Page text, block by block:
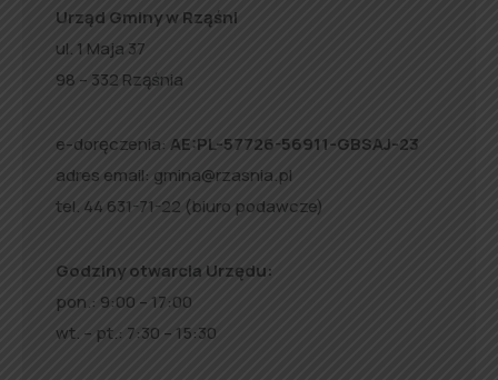
Urząd Gminy w Rząśni
ul. 1 Maja 37
98 – 332 Rząśnia
e-doręczenia: AE:PL-57726-56911-GBSAJ-23
adres email: gmina@rzasnia.pl
tel. 44 631-71-22 (biuro podawcze)
Godziny otwarcia Urzędu:
pon.: 9:00 – 17:00
wt. – pt.: 7:30 – 15:30